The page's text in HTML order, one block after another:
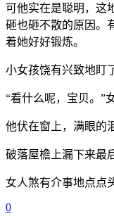
可他实在是聪明，这
砸也砸不散的原因。
着她好好锻炼。
小女孩饶有兴致地盯
“看什么呢，宝贝。”
他伏在窗上，满眼的
破落屋檐上漏下来最
女人煞有介事地点点
0